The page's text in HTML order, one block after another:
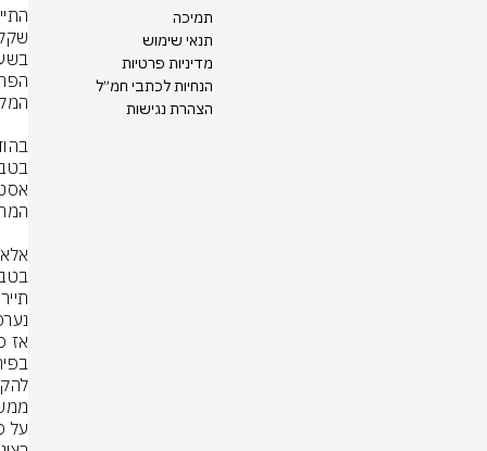
תמיכה
תנאי שימוש
מדיניות פרטיות
הנחיות לכתבי חמ״ל
הצהרת נגישות